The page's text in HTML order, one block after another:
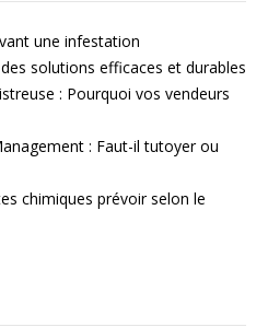
une infestation
solutions efficaces et durables
: Pourquoi vos vendeurs
: Faut-il tutoyer ou
chimiques prévoir selon le